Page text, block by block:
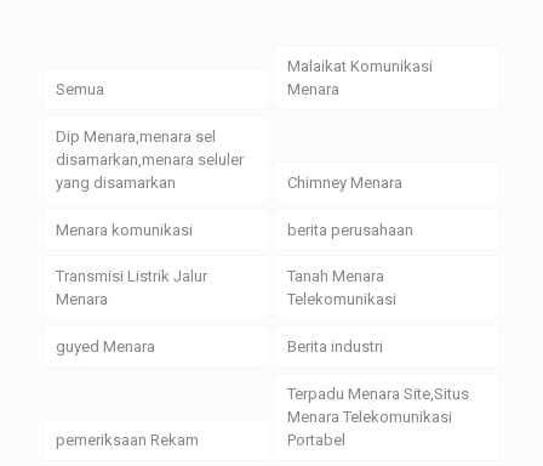
Semua
Malaikat Komunikasi
Menara
Dip Menara,menara sel
disamarkan,menara seluler
yang disamarkan
Chimney Menara
Menara komunikasi berita perusahaan
Transmisi Listrik Jalur
Menara
Tanah Menara
Telekomunikasi
guyed Menara Berita industri
pemeriksaan Rekam
Terpadu Menara Site,Situs
Menara Telekomunikasi
Portabel